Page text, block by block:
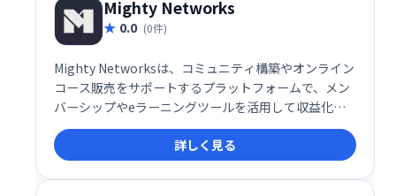
Mighty Networks
0.0 (0件)
Mighty Networksは、コミュニティ構築やオンライン
コース販売をサポートするプラットフォームで、メン
バーシップやeラーニングツールを活用して収益化が
可能です。
詳しく見る